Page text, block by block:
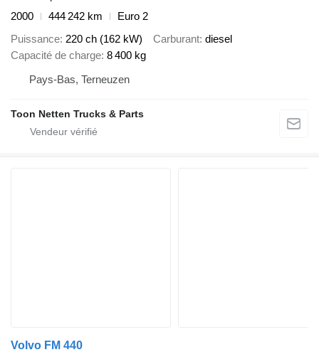
2000
444 242 km
Euro 2
Puissance 220 ch (162 kW) Carburant diesel
Capacité de charge 8 400 kg
Pays-Bas, Terneuzen
Toon Netten Trucks & Parts
Volvo FM 440